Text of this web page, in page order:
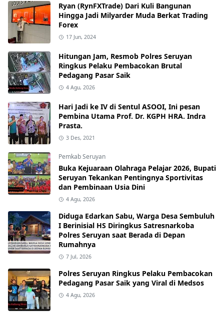
Ryan (RynFXTrade) Dari Kuli Bangunan
Hingga Jadi Milyarder Muda Berkat Trading
Forex
17 Jun, 2024
Hitungan Jam, Resmob Polres Seruyan
Ringkus Pelaku Pembacokan Brutal
Pedagang Pasar Saik
4 Agu, 2026
Hari Jadi ke IV di Sentul ASOOI, Ini pesan
Pembina Utama Prof. Dr. KGPH HRA. Indra
Prasta.
3 Des, 2021
Pemkab Seruyan
Buka Kejuaraan Olahraga Pelajar 2026, Bupati
Seruyan Tekankan Pentingnya Sportivitas
dan Pembinaan Usia Dini
4 Agu, 2026
Diduga Edarkan Sabu, Warga Desa Sembuluh
I Berinisial HS Diringkus Satresnarkoba
Polres Seruyan saat Berada di Depan
Rumahnya
7 Jul, 2026
Polres Seruyan Ringkus Pelaku Pembacokan
Pedagang Pasar Saik yang Viral di Medsos
4 Agu, 2026